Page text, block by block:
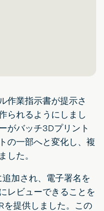
作業指示書が提示さ
られるようにしまし
がバッチ3Dプリント
の一部へと変化し、複
した。
加され、電子署名を
レビューできることを
を提供しました。この